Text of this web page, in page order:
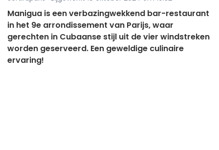
Manigua is een verbazingwekkend bar-restaurant
in het 9e arrondissement van Parijs, waar
gerechten in Cubaanse stijl uit de vier windstreken
worden geserveerd. Een geweldige culinaire
ervaring!